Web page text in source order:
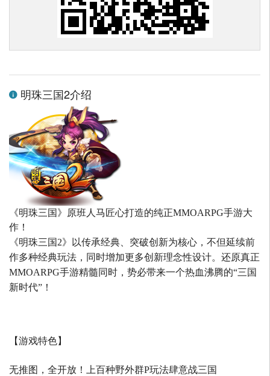
明珠三国2介绍
《明珠三国》原班人马匠心打造的纯正MMOARPG手游大
作！
《明珠三国2》以传承经典、突破创新为核心，不但延续前
作多种经典玩法，同时增加更多创新理念性设计。还原真正
MMOARPG手游精髓同时，势必带来一个热血沸腾的“三国
新时代”！
【游戏特色】
无推图，全开放！上百种野外群P玩法肆意战三国